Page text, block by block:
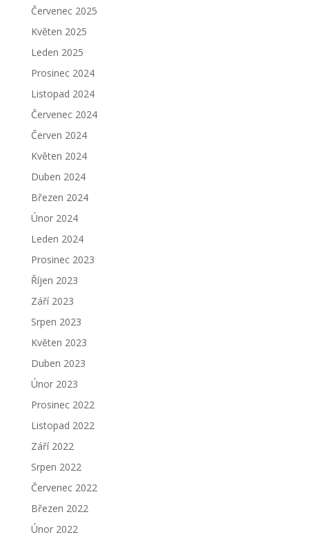
Červenec 2025
Květen 2025
Leden 2025
Prosinec 2024
Listopad 2024
Červenec 2024
Červen 2024
Květen 2024
Duben 2024
Březen 2024
Únor 2024
Leden 2024
Prosinec 2023
Říjen 2023
Září 2023
Srpen 2023
Květen 2023
Duben 2023
Únor 2023
Prosinec 2022
Listopad 2022
Září 2022
Srpen 2022
Červenec 2022
Březen 2022
Únor 2022